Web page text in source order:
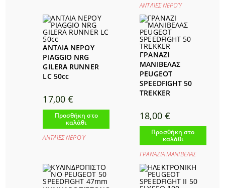
ΑΝΤΛΊΕΣ ΝΕΡΟΎ
ΑΝΤΛΙΑ ΝΕΡΟΥ
PIAGGIO NRG
GILERA RUNNER
LC 50cc
17,00€
Προσθήκη στο
καλάθι
ΑΝΤΛΊΕΣ ΝΕΡΟΎ
ΓΡΑΝΑΖΙ
ΜΑΝΙΒΕΛΑΣ
PEUGEOT
SPEEDFIGHT 50
TREKKER
18,00 €
Προσθήκη στο
καλάθι
ΓΡΑΝΑΖΙΑ ΜΑΝΙΒΕΛΑΣ